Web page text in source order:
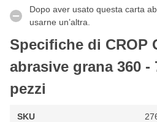
Carteggiare la vernice, la
esistenti
Si vuole opacizzare il metallo o
graffi di carteggiatura profondi
fine
Dopo aver usato questa carta
usarne un’altra.
Specifiche di CROP
abrasive grana 360 -
pezzi
SKU